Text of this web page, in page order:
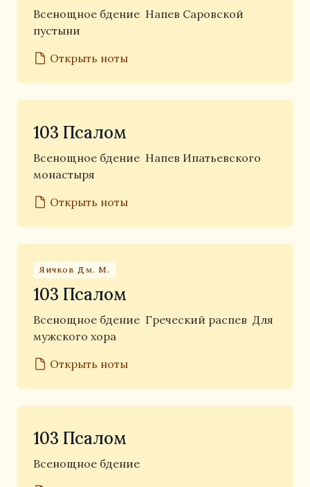
Всенощное бдение Напев Саровской
пустыни
Открыть ноты
103 Псалом
Всенощное бдение Напев Ипатьевского
монастыря
Открыть ноты
Яичков Дм. М.
103 Псалом
Всенощное бдение Греческий распев Для
мужского хора
Открыть ноты
103 Псалом
Всенощное бдение